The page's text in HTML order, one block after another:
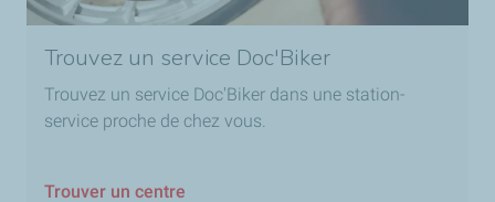
Trouvez un service Doc'Biker
Trouvez un service Doc'Biker dans une station-
service proche de chez vous.
Trouver un centre